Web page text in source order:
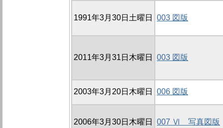
1991年3月30日土曜日 003 図版
2011年3月31日木曜日 003 図版
2003年3月20日木曜日 006 図版
2006年3月30日木曜日 007 Ⅵ 写真図版